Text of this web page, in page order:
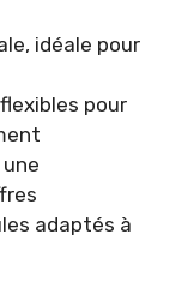
idéale pour
pour
adaptés à